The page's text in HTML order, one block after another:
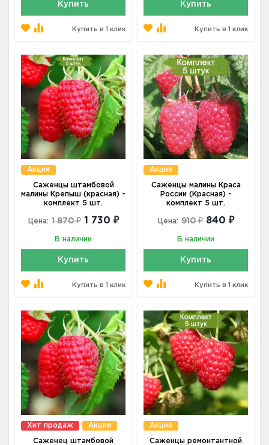
Купить
Купить в 1 клик
Купить
Купить в 1 клик
Акция
Саженцы штамбовой
малины Крепыш (красная) -
комплект 5 шт.
Цена: 1 870 ₽ 1 730 ₽
В наличии
Купить
Купить в 1 клик
Акция
Саженцы малины Краса
России (Красная) -
комплект 5 шт.
Цена: 910 ₽ 840 ₽
В наличии
Купить
Купить в 1 клик
Хит продаж Акция
Саженец штамбовой
Акция
Саженцы ремонтантной